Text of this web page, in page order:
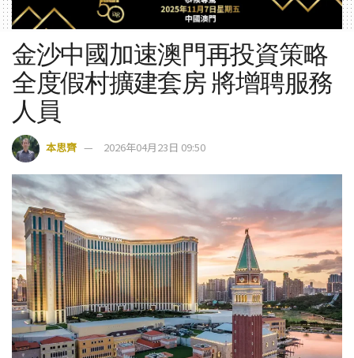
金沙中國加速澳門再投資策略
全度假村擴建套房 將增聘服務
人員
本思齊 2026年04月23日 09:50